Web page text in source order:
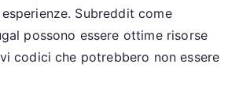
Subreddit come
possono essere ottime risorse
codici che potrebbero non essere